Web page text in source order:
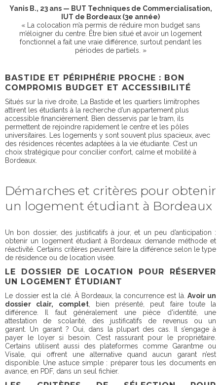
Yanis B., 23 ans — BUT Techniques de Commercialisation,
IUT de Bordeaux (3e année)
« La colocation m’a permis de réduire mon budget sans
m’éloigner du centre. Être bien situé et avoir un logement
fonctionnel a fait une vraie différence, surtout pendant les
périodes de partiels. »
BASTIDE ET PÉRIPHÉRIE PROCHE : BON
COMPROMIS BUDGET ET ACCESSIBILITÉ
Situés sur la rive droite, La Bastide et les quartiers limitrophes
attirent les étudiants à la recherche d’un appartement plus
accessible financièrement. Bien desservis par le tram, ils
permettent de rejoindre rapidement le centre et les pôles
universitaires. Les logements y sont souvent plus spacieux, avec
des résidences récentes adaptées à la vie étudiante. C’est un
choix stratégique pour concilier confort, calme et mobilité à
Bordeaux.
Démarches et critères pour obtenir
un logement étudiant à Bordeaux
Un bon dossier, des justificatifs à jour, et un peu d’anticipation :
obtenir un logement étudiant à Bordeaux demande méthode et
réactivité. Certains critères peuvent faire la différence selon le type
de résidence ou de location visée.
LE DOSSIER DE LOCATION POUR RÉSERVER
UN LOGEMENT ÉTUDIANT
Le dossier est la clé. À Bordeaux, la concurrence est là.Avoir un
dossier clair, complet, bien présenté, peut faire toute la
différence. Il faut généralement une pièce d'identité, une
attestation de scolarité, des justificatifs de revenus ou un
garant. Un garant ? Oui, dans la plupart des cas. Il s’engage à
payer le loyer si besoin. C’est rassurant pour le propriétaire.
Certains utilisent aussi des plateformes comme Garantme ou
Visale, qui offrent une alternative quand aucun garant n’est
disponible. Une astuce simple : préparer tous les documents en
avance, en PDF, dans un seul fichier.